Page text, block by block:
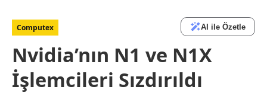
Computex AI ile Özetle
Nvidia’nın N1 ve N1X
İşlemcileri Sızdırıldı